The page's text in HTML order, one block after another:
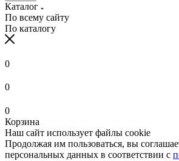
Каталог
По всему сайту
По каталогу
0
0
0
Корзина
Наш сайт использует файлы cookie
Продолжая им пользоваться, вы
персональных данных в соответствии с